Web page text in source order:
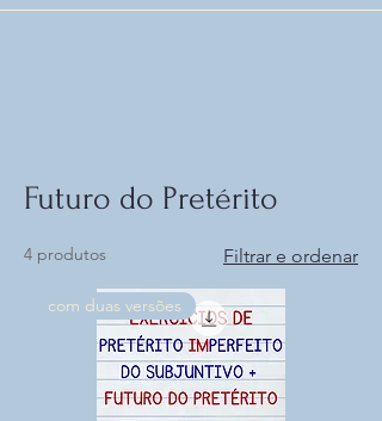
Futuro do Pretérito
4 produtos Filtrar e ordenar
com duas versões